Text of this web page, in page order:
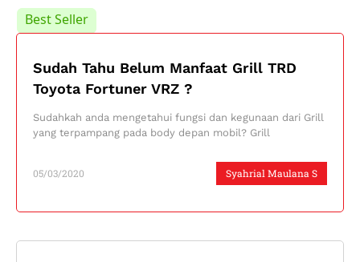
Best Seller
Sudah Tahu Belum Manfaat Grill TRD
Toyota Fortuner VRZ ?
Syahrial Maulana S
05/03/2020
Sudahkah anda mengetahui fungsi dan kegunaan dari Grill
yang terpampang pada body depan mobil? Grill
Best Seller